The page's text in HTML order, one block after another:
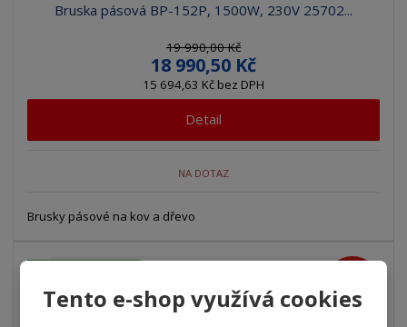
Tento e-shop využívá cookies
Bruska pásová BP-152P, 1500W, 230V 25702...
19 990,00 Kč
18 990,50 Kč
15 694,63 Kč bez DPH
Detail
NA DOTAZ
Brusky pásové na kov a dřevo
-
15